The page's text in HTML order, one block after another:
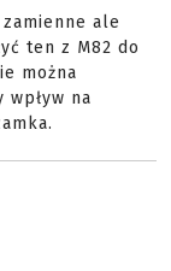
ale
ten z M82 do
można
wpływ na